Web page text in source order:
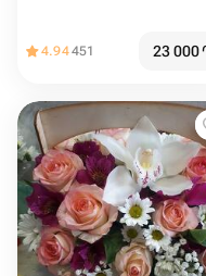
4.94451 23 000